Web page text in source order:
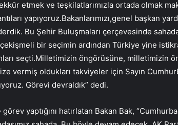
etmek ve teşkilatlarımızla ortada olmak
yapıyoruz.Bakanlarımızı,genel başkan
Bu Şehir Buluşmaları çerçevesinde
bir seçimin ardından Türkiye yine
seçti.Milletimizin öngörüsüne, milletimizin
vermiş oldukları takviyeler için Sayın
Görevi devraldık” dedi.
yaptığını hatırlatan Bakan Bak,